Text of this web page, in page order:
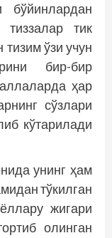
бўйинлардан
тик
тизим ўзи учун
бир-бир
ҳар
сўзлари
кўтарилади
унинг ҳам
тўкилган
жигари
олинган